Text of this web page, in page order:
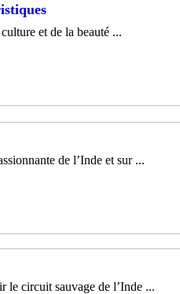
et de la beauté ...
de l’Inde et sur ...
le circuit sauvage de l’Inde ...